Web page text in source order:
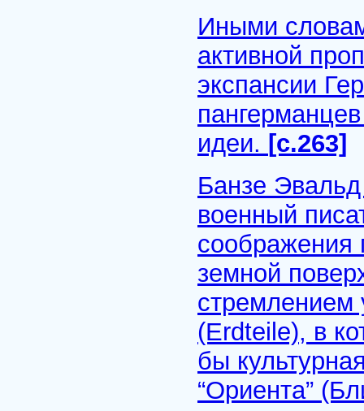
Иными
активной
экспансии
идеи. [с.263]
Банзе
военный
соображения
земной
стремлением
(Erdteile), в
бы
“Ориента”